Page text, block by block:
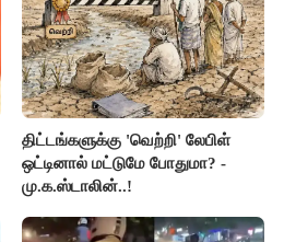
திட்டங்களுக்கு 'வெற்றி' லேபிள்
ஒட்டினால் மட்டுமே போதுமா? -
மு.க.ஸ்டாலின்..!